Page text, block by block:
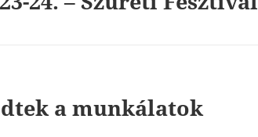
a munkálatok